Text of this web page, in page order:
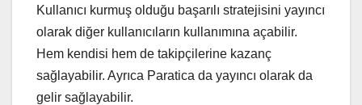
Kullanıcı kurmuş olduğu başarılı stratejisini yayıncı
olarak diğer kullanıcıların kullanımına açabilir.
Hem kendisi hem de takipçilerine kazanç
sağlayabilir. Ayrıca Paratica da yayıncı olarak da
gelir sağlayabilir.